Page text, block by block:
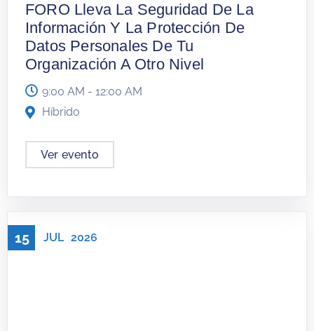
FORO Lleva La Seguridad De La
Información Y La Protección De
Datos Personales De Tu
Organización A Otro Nivel
9:00 AM - 12:00 AM
Híbrido
Ver evento
15 JUL 2026